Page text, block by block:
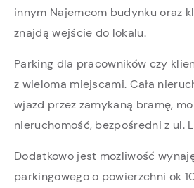
innym Najemcom budynku oraz
znajdą wejście do lokalu.
Parking dla pracowników czy
z wieloma miejscami. Cała
wjazd przez zamykaną bramę,
nieruchomość, bezpośredni z ul.
Dodatkowo jest możliwość
parkingowego o powierzchni ok